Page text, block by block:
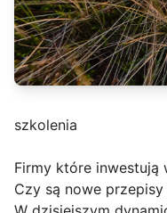
szkolenia
Firmy które inwestują
Czy są nowe